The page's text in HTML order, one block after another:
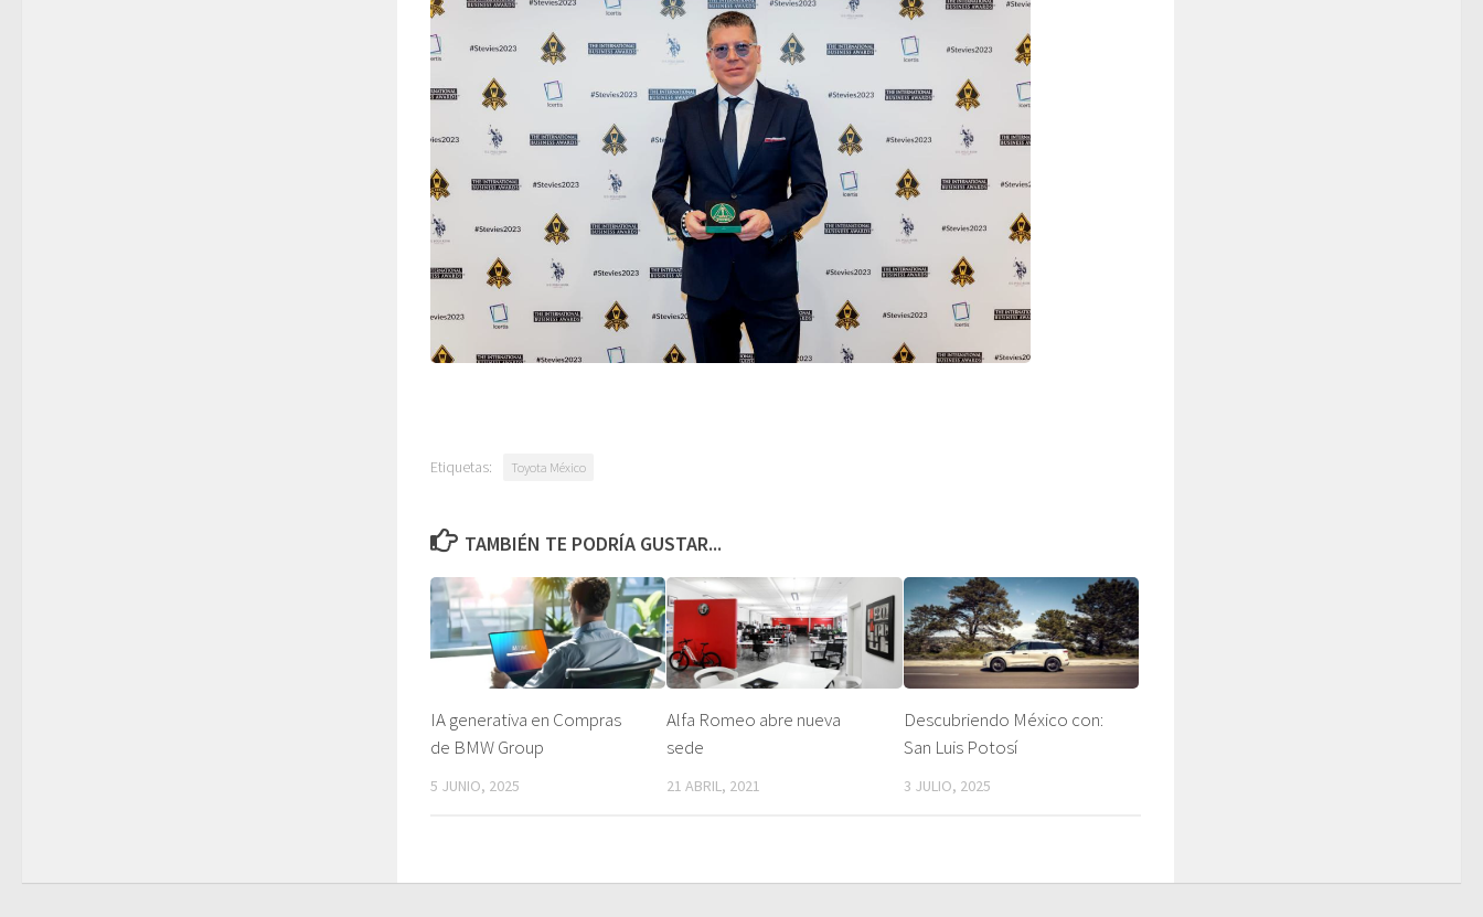
Etiquetas: Toyota México
TAMBIÉN TE PODRÍA GUSTAR...
IA generativa en Compras
de BMW Group
5 JUNIO, 2025
Alfa Romeo abre nueva
sede
21 ABRIL, 2021
Descubriendo México con:
San Luis Potosí
3 JULIO, 2025